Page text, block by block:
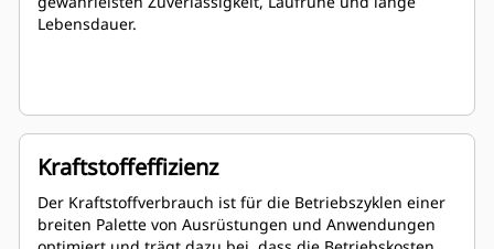
Lebensdauer.
Kraftstoffeffizienz
Der Kraftstoffverbrauch ist für die Betriebszyklen einer
breiten Palette von Ausrüstungen und Anwendungen